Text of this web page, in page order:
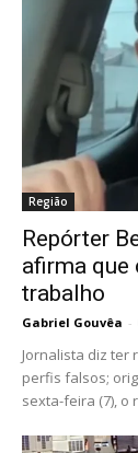
Região
Repórter
afirma que
trabalho
Gabriel Gouvêa -
Jornalista diz ter
perfis falsos;
sexta-feira (7), o